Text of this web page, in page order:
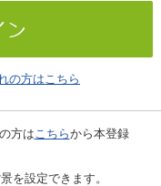
の方はこちら
方はこちらから本登録
を設定できます。